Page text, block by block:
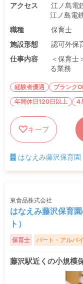
アクセス
江ノ島電
江ノ島電
職種
保育士
施設形態
認可外保
仕事内容
＜保育士
る業務
経験者優遇 ブランク
年間休日120日以上
4
キープ
はなえみ藤沢保育園
東食品株式会社
はなえみ藤沢保育
ト）
保育士 パート・アルバ
藤沢駅近くの小規模